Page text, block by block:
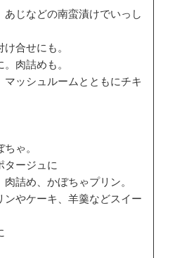
あじなどの南蛮漬けでいっし
合せにも。
肉詰めも。
マッシュルームとともにチキ
ゃ。
タージュに
詰め、かぼちゃプリン。
ンやケーキ、羊羹などスイー